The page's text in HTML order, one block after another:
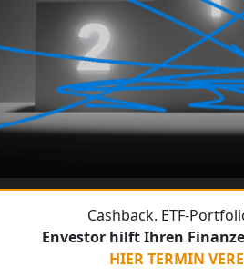
Cashback. ETF-
Envestor hilft Ihren
HIER TERMIN